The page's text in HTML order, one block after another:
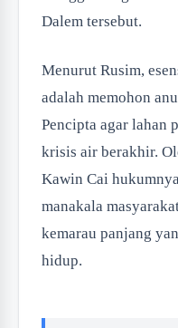
Dalem tersebut.
Menurut Rusim,
adalah memohon
Pencipta agar lahan
krisis air berakhir.
Kawin Cai
manakala
kemarau panjang
hidup.